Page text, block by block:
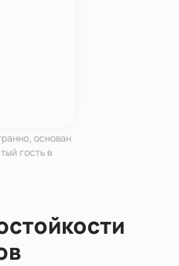
основан
гость в